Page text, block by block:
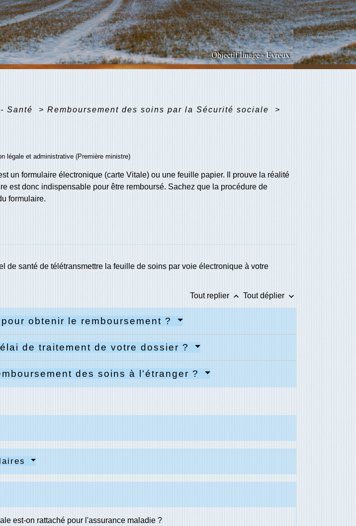
Santé > Remboursement des soins par la Sécurité sociale
>
légale et administrative (Première ministre)
un formulaire électronique (carte Vitale) ou une feuille papier. Il prouve la réalité
est donc indispensable pour être remboursé. Sachez que la procédure de
formulaire.
de santé de télétransmettre la feuille de soins par voie électronique à votre
Tout replier keyboard_arrow_up Tout déplier keyboard_arrow_down
obtenir le remboursement ?
de traitement de votre dossier ?
des soins à l'étranger ?
est-on rattaché pour l'assurance maladie ?